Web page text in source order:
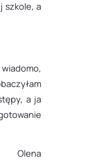
szkole, a
a ja
Olena